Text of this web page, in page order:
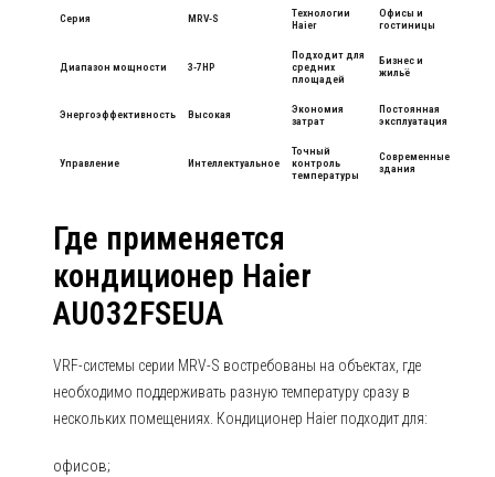
Серия MRV-S
Технологии
Haier
Офисы и
гостиницы
Диапазон мощности 3-7HP
Подходит для
средних
площадей
Бизнес и
жильё
Энергоэффективность Высокая
Экономия
затрат
Постоянная
эксплуатация
Управление Интеллектуальное
Точный
контроль
температуры
Современные
здания
Где применяется
кондиционер Haier
AU032FSEUA
VRF-системы серии MRV-S востребованы на объектах, где
необходимо поддерживать разную температуру сразу в
нескольких помещениях. Кондиционер Haier подходит для:
офисов;